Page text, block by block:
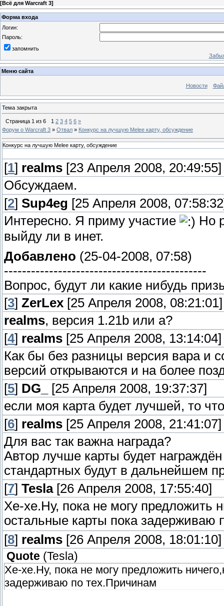
[Всё для Warcraft 3]
Форма входа
Логин:
Пароль:
запомнить
Меню сайта
Новости
Тема закрыта
Страница 1 из 6 1 2 3 4 5 6 »
Форум о Warcraft 3 » Отвал » Конкурс на лучшую Melee карту, обсуждение
Конкурс на лучшую Melee карту, обсуждение
[1] realms [23 Апреля 2008, 20:49:55]
Обсуждаем.
[2] Sup4eg [25 Апреля 2008,
Интересно. Я приму участие
Но
выйду ли в инет.
Добавлено (25-04-2008, 07:58)
---------------------------------------------
Вопрос, будут ли какие нибудь
[3] ZerLex [25 Апреля 2008, 08:21:01]
realms, версия 1.21b или a?
[4] realms [25 Апреля 2008, 13:14:04]
Как бы без разницы версия вара и
версий открываются и на более
[5] DG_
[25 Апреля 2008, 19:37:37]
если моя карта будет лучшей, то
[6] realms [25 Апреля 2008, 21:41:07]
Для вас так важна награда?
Автор лучше карты будет
стандартных будут в дальнейшем
[7] Tesla[26 Апреля 2008, 17:55:40]
Хе-хе.Ну, пока не могу предложить
остальные карты пока задерживаю
[8] realms [26 Апреля 2008, 18:01:10]
Quote (Tesla)
Хе-хе.Ну, пока не могу предложить
задерживаю по тех.Причинам